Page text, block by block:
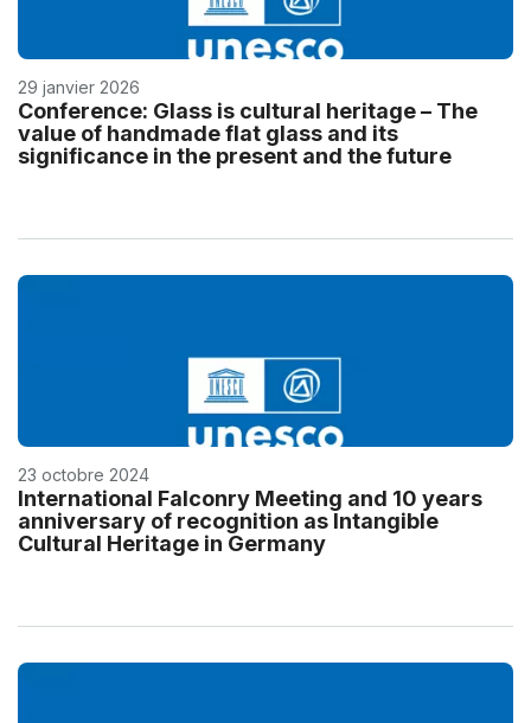
29 janvier 2026
Conference: Glass is cultural heritage – The
value of handmade flat glass and its
significance in the present and the future
23 octobre 2024
International Falconry Meeting and 10 years
anniversary of recognition as Intangible
Cultural Heritage in Germany